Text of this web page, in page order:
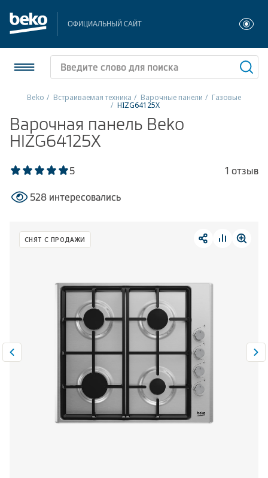
ОФИЦИАЛЬНЫЙ САЙТ
Холодильники и морозильники
Стиральные и сушильные машины
Посудомоечные машины
Плиты
Малая бытовая техника
Beko Встраиваемая техника Варочные панели Газовые
HIZG64125X
Варочная панель Beko
HIZG64125X
5 1 отзыв
528 интересовались
СНЯТ С ПРОДАЖИ